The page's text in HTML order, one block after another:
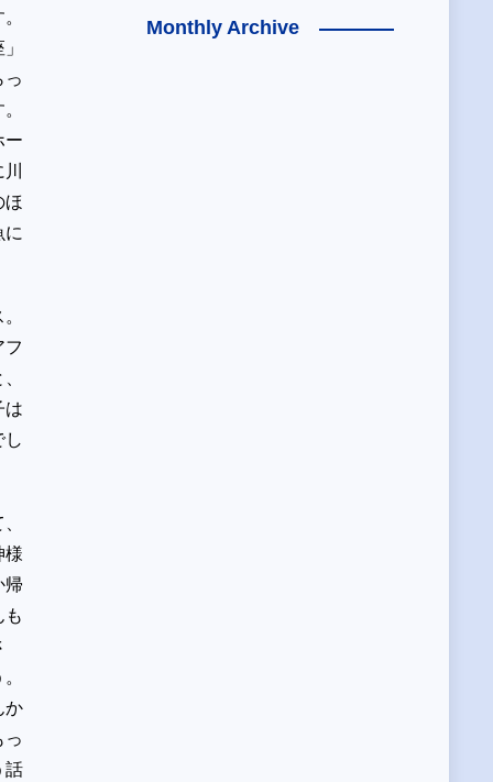
っ
ー
ほ
に
フ
は
し
様
帰
も
か
っ
話
Monthly Archive